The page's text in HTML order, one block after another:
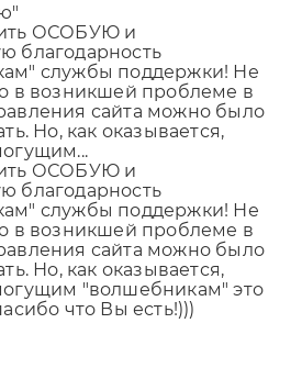
ОСОБУЮ и
благодарность
службы поддержки! Не
в возникшей проблеме в
сайта можно было
Но, как оказывается,
ОСОБУЮ и
благодарность
службы поддержки! Не
в возникшей проблеме в
сайта можно было
Но, как оказывается,
"волшебникам" это
что Вы есть!)))